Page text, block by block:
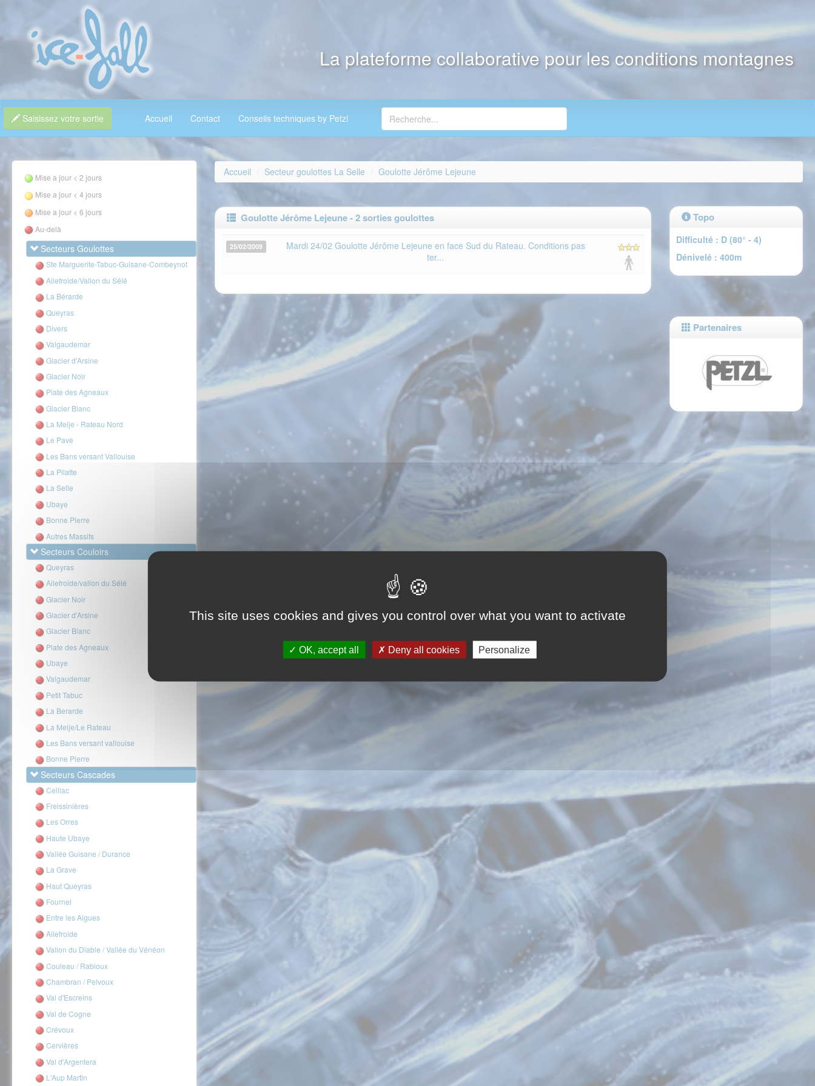
La plateforme collaborative pour les conditions montagnes
Saisissez votre sortie Accueil Contact Conseils techniques by Petzl
Mise a jour < 2 jours
Mise a jour < 4 jours
Mise a jour < 6 jours
Au-delà
Secteurs Goulottes
Ste Marguerite-Tabuc-Guisane-Combeynot
Ailefroide/Vallon du Sélé
La Bérarde
Queyras
Divers
Valgaudemar
Glacier d'Arsine
Glacier Noir
Plate des Agneaux
Glacier Blanc
La Meije - Rateau Nord
Le Pave
Les Bans versant Vallouise
La Pilatte
La Selle
Ubaye
Bonne Pierre
Autres Massifs
Secteurs Couloirs
Queyras
Ailefroide/vallon du Sélé
Glacier Noir
Glacier d'Arsine
Glacier Blanc
Plate des Agneaux
Ubaye
Valgaudemar
Petit Tabuc
La Berarde
La Meije/Le Rateau
Les Bans versant vallouise
Bonne Pierre
Secteurs Cascades
Ceillac
Freissinières
Les Orres
Haute Ubaye
Vallée Guisane / Durance
La Grave
Haut Queyras
Fournel
Entre les Aigues
Ailefroide
Vallon du Diable / Vallée du Vénéon
Couleau / Rabioux
Chambran / Pelvoux
Val d'Escreins
Val de Cogne
Crévoux
Cervières
Val d'Argentera
L'Aup Martin
Accueil Secteur goulottes La Selle Goulotte Jérôme Lejeune
Goulotte Jérôme Lejeune - 2 sorties goulottes
25/02/2009
Mardi 24/02 Goulotte Jérôme Lejeune en face Sud du Rateau. Conditions pas
ter...
Topo
Difficulté : D (80° - 4)
Dénivelé : 400m
Partenaires
This site uses cookies and gives you control over what you want to activate
OK, accept all Deny all cookies Personalize